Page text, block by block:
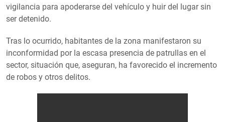
vigilancia para apoderarse del vehículo y huir del lugar sin
ser detenido.
Tras lo ocurrido, habitantes de la zona manifestaron su
inconformidad por la escasa presencia de patrullas en el
sector, situación que, aseguran, ha favorecido el incremento
de robos y otros delitos.